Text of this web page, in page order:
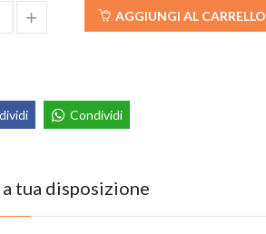
+ AGGIUNGI AL CARRELLO
Condividi
a tua disposizione